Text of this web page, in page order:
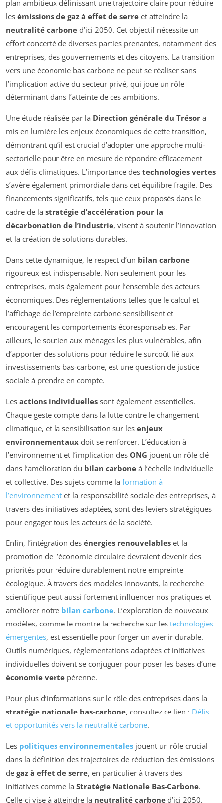
plan ambitieux définissant une trajectoire claire pour réduire
les émissions de gaz à effet de serre et atteindre la
neutralité carbone d’ici 2050. Cet objectif nécessite un
effort concerté de diverses parties prenantes, notamment des
entreprises, des gouvernements et des citoyens. La transition
vers une économie bas carbone ne peut se réaliser sans
l’implication active du secteur privé, qui joue un rôle
déterminant dans l’atteinte de ces ambitions.
Une étude réalisée par la Direction générale du Trésor a
mis en lumière les enjeux économiques de cette transition,
démontrant qu’il est crucial d’adopter une approche multi-
sectorielle pour être en mesure de répondre efficacement
aux défis climatiques. L’importance des technologies vertes
s’avère également primordiale dans cet équilibre fragile. Des
financements significatifs, tels que ceux proposés dans le
cadre de la stratégie d’accélération pour la
décarbonation de l’industrie, visent à soutenir l’innovation
et la création de solutions durables.
Dans cette dynamique, le respect d’un bilan carbone
rigoureux est indispensable. Non seulement pour les
entreprises, mais également pour l’ensemble des acteurs
économiques. Des réglementations telles que le calcul et
l’affichage de l’empreinte carbone sensibilisent et
encouragent les comportements écoresponsables. Par
ailleurs, le soutien aux ménages les plus vulnérables, afin
d’apporter des solutions pour réduire le surcoût lié aux
investissements bas-carbone, est une question de justice
sociale à prendre en compte.
Les actions individuelles sont également essentielles.
Chaque geste compte dans la lutte contre le changement
climatique, et la sensibilisation sur les enjeux
environnementaux doit se renforcer. L’éducation à
l’environnement et l’implication des ONG jouent un rôle clé
dans l’amélioration du bilan carbone à l’échelle individuelle
et collective. Des sujets comme la formation à
l’environnement et la responsabilité sociale des entreprises, à
travers des initiatives adaptées, sont des leviers stratégiques
pour engager tous les acteurs de la société.
Enfin, l’intégration des énergies renouvelables et la
promotion de l’économie circulaire devraient devenir des
priorités pour réduire durablement notre empreinte
écologique. À travers des modèles innovants, la recherche
scientifique peut aussi fortement influencer nos pratiques et
améliorer notre bilan carbone. L’exploration de nouveaux
modèles, comme le montre la recherche sur les technologies
émergentes, est essentielle pour forger un avenir durable.
Outils numériques, réglementations adaptées et initiatives
individuelles doivent se conjuguer pour poser les bases d’une
économie verte pérenne.
Pour plus d’informations sur le rôle des entreprises dans la
stratégie nationale bas-carbone, consultez ce lien : Défis
et opportunités vers la neutralité carbone.
Les politiques environnementales jouent un rôle crucial
dans la définition des trajectoires de réduction des émissions
de gaz à effet de serre, en particulier à travers des
initiatives comme la Stratégie Nationale Bas-Carbone.
Celle-ci vise à atteindre la neutralité carbone d’ici 2050,